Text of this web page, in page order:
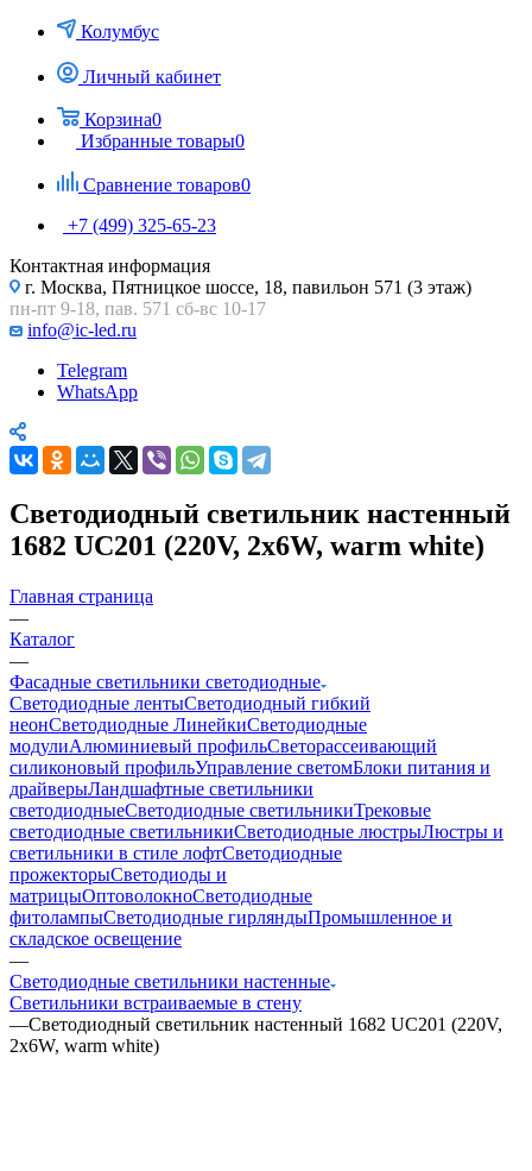
Колумбус
Личный кабинет
Корзина0
Избранные товары0
Сравнение товаров0
+7 (499) 325-65-23
Контактная информация
г. Москва, Пятницкое шоссе, 18, павильон 571 (3 этаж)
пн-пт 9-18, пав. 571 сб-вс 10-17
info@ic-led.ru
Telegram
WhatsApp
Светодиодный светильник настенный
1682 UC201 (220V, 2х6W, warm white)
Главная страница
—
Каталог
—
Фасадные светильники светодиодные
Светодиодные лентыСветодиодный гибкий
неонСветодиодные ЛинейкиСветодиодные
модулиАлюминиевый профильСветорассеивающий
силиконовый профильУправление светомБлоки питания и
драйверыЛандшафтные светильники
светодиодныеСветодиодные светильникиТрековые
светодиодные светильникиСветодиодные люстрыЛюстры и
светильники в стиле лофтСветодиодные
прожекторыСветодиоды и
матрицыОптоволокноСветодиодные
фитолампыСветодиодные гирляндыПромышленное и
складское освещение
—
Светодиодные светильники настенные
Светильники встраиваемые в стену
—Светодиодный светильник настенный 1682 UC201 (220V,
2х6W, warm white)